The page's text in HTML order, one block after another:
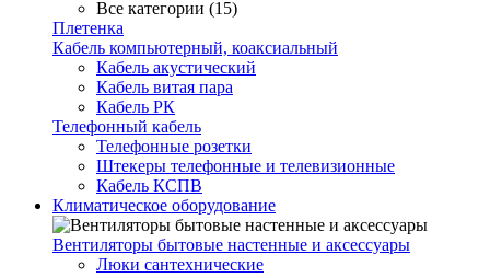
Все категории (15)
Плетенка
Кабель компьютерный, коаксиальный
Кабель акустический
Кабель витая пара
Кабель РК
Телефонный кабель
Телефонные розетки
Штекеры телефонные и телевизионные
Кабель КСПВ
Климатическое оборудование
Вентиляторы бытовые настенные и аксессуары
Люки сантехнические